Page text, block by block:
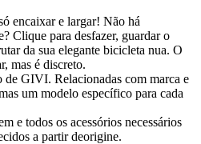
encaixar e largar! Não há
Clique para desfazer, guardar o
da sua elegante bicicleta nua. O
mas é discreto.
de GIVI. Relacionadas com marca e
um modelo específico para cada
e todos os acessórios necessários
a partir deorigine.